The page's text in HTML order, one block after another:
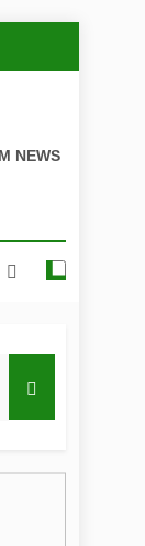
NEWS